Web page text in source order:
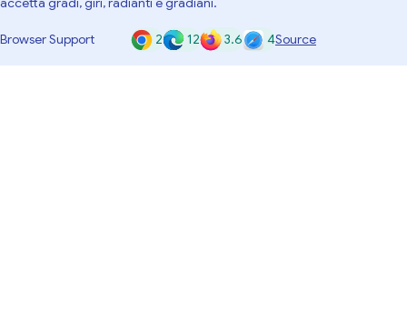
Browser Support 2 12 3.6 4Source